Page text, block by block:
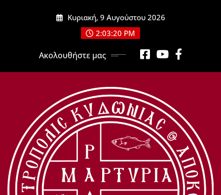
Κυριακή, 9 Αυγούστου 2026
2:03:22 PM
Ακολουθήστε μας